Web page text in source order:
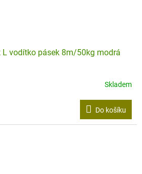
L vodítko pásek 8m/50kg modrá
Skladem
Do košíku